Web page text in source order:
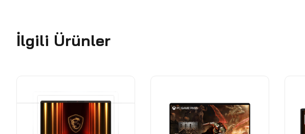
İlgili Ürünler